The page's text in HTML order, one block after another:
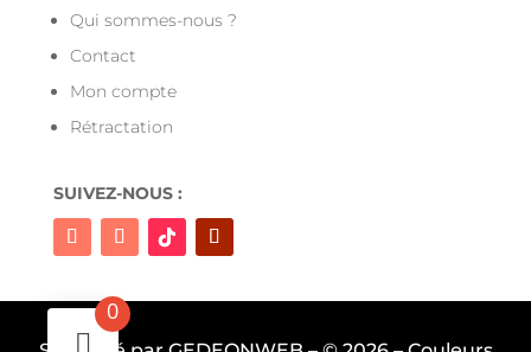
Qui sommes-nous ?
Contact
Mon compte
Rétractation
SUIVEZ-NOUS :
0